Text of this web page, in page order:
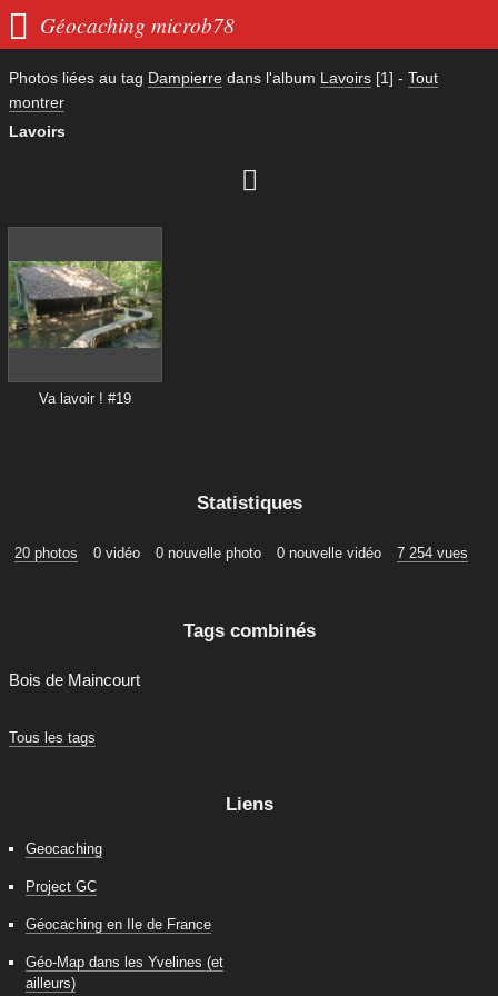
 Géocaching microb78
Photos liées au tag Dampierre dans l'album Lavoirs [1] - Tout
montrer
Lavoirs

Va lavoir ! #19
Statistiques
20 photos 0 vidéo 0 nouvelle photo 0 nouvelle vidéo 7 254 vues
Tags combinés
Bois de Maincourt
Tous les tags
Liens
Geocaching
Project GC
Géocaching en Ile de France
Géo-Map dans les Yvelines (et
ailleurs)